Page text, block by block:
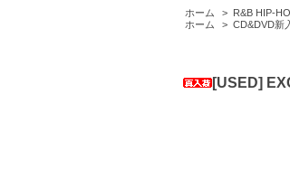
ホーム > R&B HIP-
ホーム
> CD&DVD新
[USED]